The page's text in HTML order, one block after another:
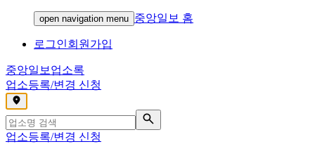
open navigation menu 중앙일보 홈
로그인회원가입
중앙일보 업소록
업소등록/변경 신청
,
업소등록/변경 신청